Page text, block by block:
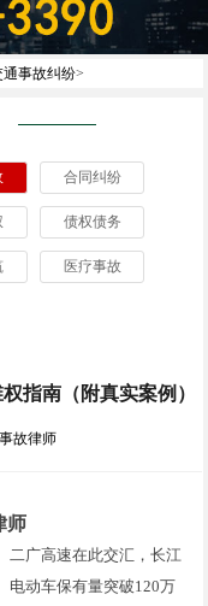
通事故纠纷>
合同纠纷
债权债务
医疗事故
指南（附真实案例）
故律师
师
二广高速在此交汇，长江
电动车保有量突破120万